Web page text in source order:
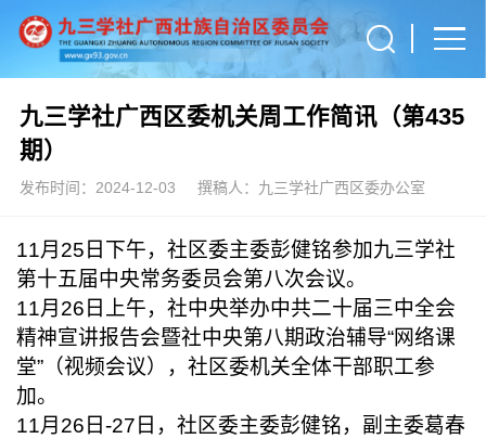
九三学社广西区委机关周工作简讯（第435
期）
发布时间：2024-12-03 撰稿人：九三学社广西区委办公室
11月25日下午，社区委主委彭健铭参加九三学社
第十五届中央常务委员会第八次会议。
11月26日上午，社中央举办中共二十届三中全会
精神宣讲报告会暨社中央第八期政治辅导“网络课
堂”（视频会议），社区委机关全体干部职工参
加。
11月26日-27日，社区委主委彭健铭，副主委葛春